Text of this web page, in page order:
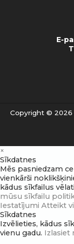
E-
Copyright ©
×
Sīkdatnes
Mēs pasniedzam
vienkārši
kādus sīkfailus
mūsu sīkfailu
Iestatījumi Atteikt
Sīkdatnes
Izvēlieties, kādus
vienu gadu. Izlasiet